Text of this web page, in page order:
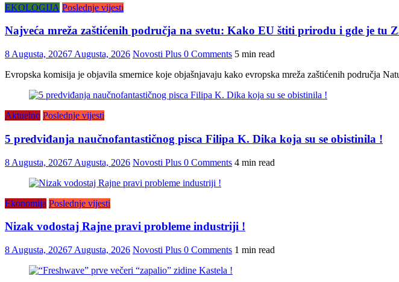
EKOLOGIJA Poslednje vijesti
Najveća mreža zaštićenih područja na svetu: Kako EU štiti prirodu i gde je tu
8 Augusta, 20267 Augusta, 2026 Novosti Plus 0 Comments 5 min read
Evropska komisija je objavila smernice koje objašnjavaju kako evropska mreža zaštićenih područja
Aktuelno Poslednje vijesti
5 predviđanja naučnofantastičnog pisca Filipa K. Dika koja su se obistinila !
8 Augusta, 20267 Augusta, 2026 Novosti Plus 0 Comments 4 min read
Ekonomija Poslednje vijesti
Nizak vodostaj Rajne pravi probleme industriji !
8 Augusta, 20267 Augusta, 2026 Novosti Plus 0 Comments 1 min read